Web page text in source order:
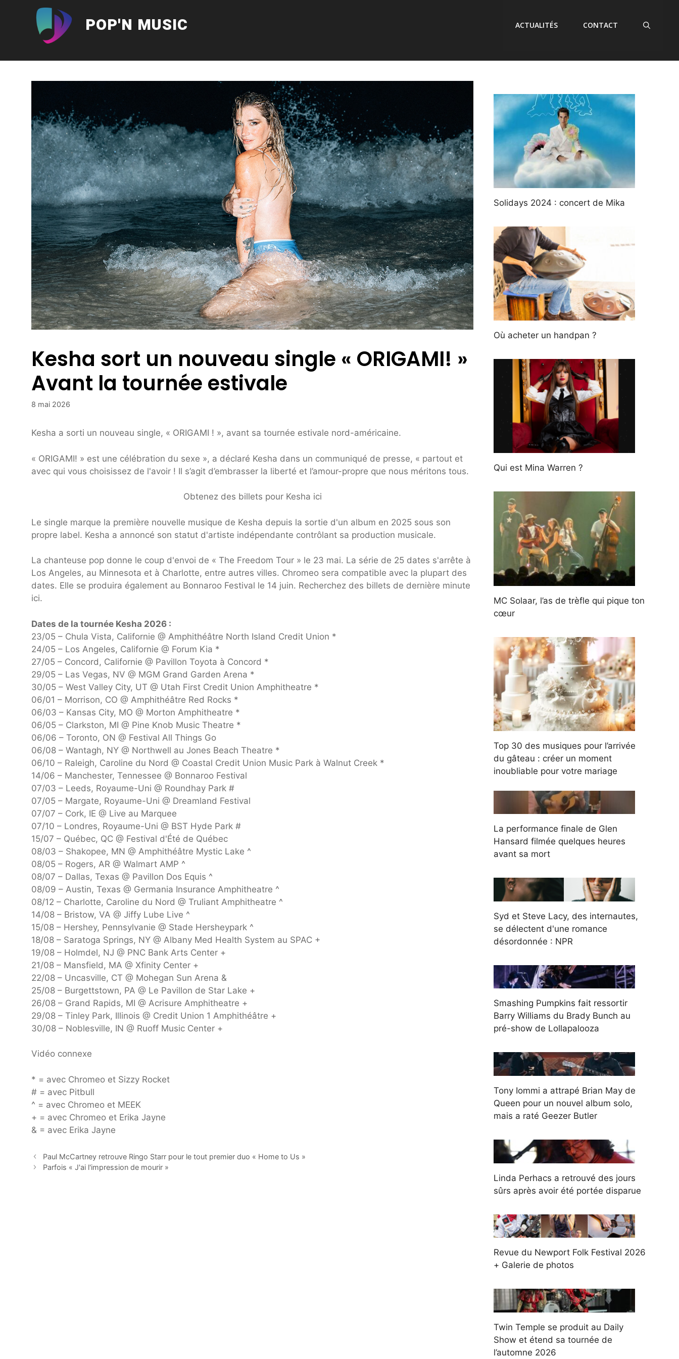
POP'N MUSIC ACTUALITÉS CONTACT
Kesha sort un nouveau single « ORIGAMI! »
Avant la tournée estivale
8 mai 2026
Kesha a sorti un nouveau single, « ORIGAMI ! », avant sa tournée estivale nord-américaine.
« ORIGAMI! » est une célébration du sexe », a déclaré Kesha dans un communiqué de presse, « partout et
avec qui vous choisissez de l'avoir ! Il s’agit d’embrasser la liberté et l’amour-propre que nous méritons tous.
Obtenez des billets pour Kesha ici
Le single marque la première nouvelle musique de Kesha depuis la sortie d'un album en 2025 sous son
propre label. Kesha a annoncé son statut d'artiste indépendante contrôlant sa production musicale.
La chanteuse pop donne le coup d'envoi de « The Freedom Tour » le 23 mai. La série de 25 dates s'arrête à
Los Angeles, au Minnesota et à Charlotte, entre autres villes. Chromeo sera compatible avec la plupart des
dates. Elle se produira également au Bonnaroo Festival le 14 juin. Recherchez des billets de dernière minute
ici.
Dates de la tournée Kesha 2026 :
23/05 – Chula Vista, Californie @ Amphithéâtre North Island Credit Union *
24/05 – Los Angeles, Californie @ Forum Kia *
27/05 – Concord, Californie @ Pavillon Toyota à Concord *
29/05 – Las Vegas, NV @ MGM Grand Garden Arena *
30/05 – West Valley City, UT @ Utah First Credit Union Amphitheatre *
06/01 – Morrison, CO @ Amphithéâtre Red Rocks *
06/03 – Kansas City, MO @ Morton Amphitheatre *
06/05 – Clarkston, MI @ Pine Knob Music Theatre *
06/06 – Toronto, ON @ Festival All Things Go
06/08 – Wantagh, NY @ Northwell au Jones Beach Theatre *
06/10 – Raleigh, Caroline du Nord @ Coastal Credit Union Music Park à Walnut Creek *
14/06 – Manchester, Tennessee @ Bonnaroo Festival
07/03 – Leeds, Royaume-Uni @ Roundhay Park #
07/05 – Margate, Royaume-Uni @ Dreamland Festival
07/07 – Cork, IE @ Live au Marquee
07/10 – Londres, Royaume-Uni @ BST Hyde Park #
15/07 – Québec, QC @ Festival d'Été de Québec
08/03 – Shakopee, MN @ Amphithéâtre Mystic Lake ^
08/05 – Rogers, AR @ Walmart AMP ^
08/07 – Dallas, Texas @ Pavillon Dos Equis ^
08/09 – Austin, Texas @ Germania Insurance Amphitheatre ^
08/12 – Charlotte, Caroline du Nord @ Truliant Amphitheatre ^
14/08 – Bristow, VA @ Jiffy Lube Live ^
15/08 – Hershey, Pennsylvanie @ Stade Hersheypark ^
18/08 – Saratoga Springs, NY @ Albany Med Health System au SPAC +
19/08 – Holmdel, NJ @ PNC Bank Arts Center +
21/08 – Mansfield, MA @ Xfinity Center +
22/08 – Uncasville, CT @ Mohegan Sun Arena &
25/08 – Burgettstown, PA @ Le Pavillon de Star Lake +
26/08 – Grand Rapids, MI @ Acrisure Amphitheatre +
29/08 – Tinley Park, Illinois @ Credit Union 1 Amphithéâtre +
30/08 – Noblesville, IN @ Ruoff Music Center +
Vidéo connexe
* = avec Chromeo et Sizzy Rocket
# = avec Pitbull
^ = avec Chromeo et MEEK
+ = avec Chromeo et Erika Jayne
& = avec Erika Jayne
Paul McCartney retrouve Ringo Starr pour le tout premier duo « Home to Us »
Parfois « J'ai l'impression de mourir »
Solidays 2024 : concert de Mika
Où acheter un handpan ?
Qui est Mina Warren ?
MC Solaar, l’as de trèfle qui pique ton
cœur
Top 30 des musiques pour l’arrivée
du gâteau : créer un moment
inoubliable pour votre mariage
La performance finale de Glen
Hansard filmée quelques heures
avant sa mort
Syd et Steve Lacy, des internautes,
se délectent d'une romance
désordonnée : NPR
Smashing Pumpkins fait ressortir
Barry Williams du Brady Bunch au
pré-show de Lollapalooza
Tony Iommi a attrapé Brian May de
Queen pour un nouvel album solo,
mais a raté Geezer Butler
Linda Perhacs a retrouvé des jours
sûrs après avoir été portée disparue
Revue du Newport Folk Festival 2026
+ Galerie de photos
Twin Temple se produit au Daily
Show et étend sa tournée de
l’automne 2026